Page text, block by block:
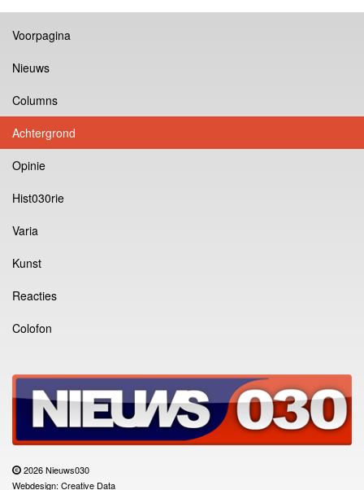
Voorpagina
Nieuws
Columns
Achtergrond
Opinie
Hist030rie
Varia
Kunst
Reacties
Colofon
2026 Nieuws030
Webdesign: Creative Data